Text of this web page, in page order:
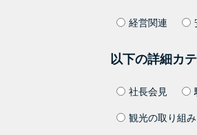
経営関連
以下の詳細カ
社長会見
観光の取り組み